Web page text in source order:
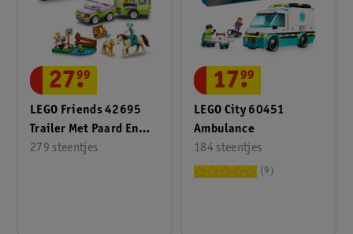
LEGO Friends 42695
Trailer Met Paard En
Veulen
279 steentjes
27.
99
LEGO City 60451
Ambulance
184 steentjes
17.
99
9